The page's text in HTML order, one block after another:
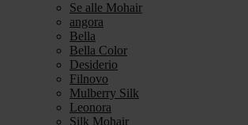
Se alle Mohair
angora
Bella
Bella Color
Desiderio
Filnovo
Mulberry Silk
Leonora
Silk Mohair